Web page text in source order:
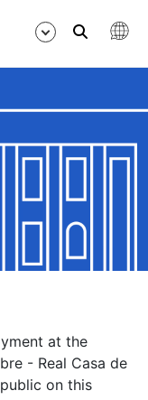
at the
- Real Casa de
on this